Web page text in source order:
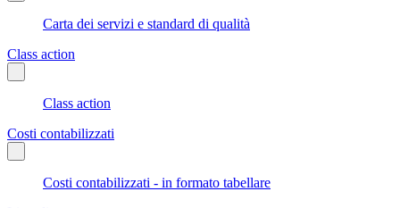
Carta dei servizi e standard di qualità
Class action
Class action
Costi contabilizzati
Costi contabilizzati - in formato tabellare